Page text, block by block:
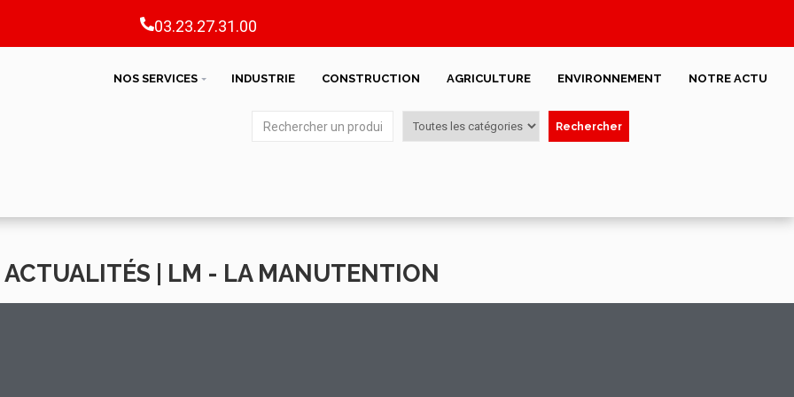
03.23.27.31.00
NOS SERVICES INDUSTRIE CONSTRUCTION AGRICULTURE ENVIRONNEMENT NOTRE ACTU
Rechercher
ACTUALITÉS | LM - LA MANUTENTION